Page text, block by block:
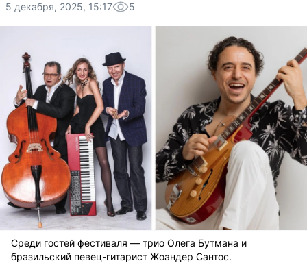
5 декабря, 2025, 15:17 5
Среди гостей фестиваля — трио Олега Бутмана и
бразильский певец-гитарист Жоандер Сантос.